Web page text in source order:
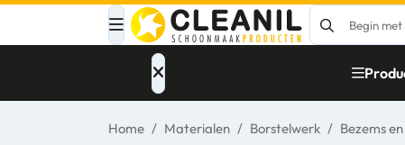
Home / Materialen / Borstelwerk / Bezems